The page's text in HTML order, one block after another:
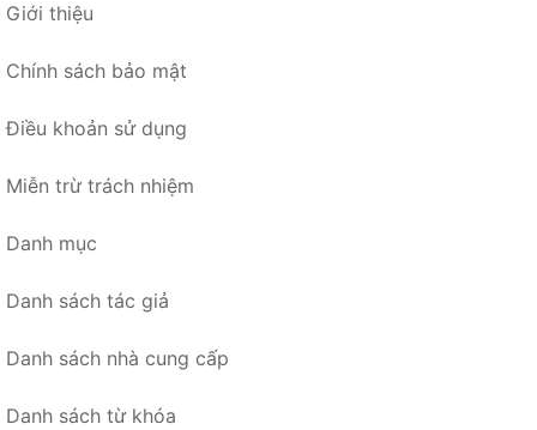
Giới thiệu
Chính sách bảo mật
Điều khoản sử dụng
Miễn trừ trách nhiệm
Danh mục
Danh sách tác giả
Danh sách nhà cung cấp
Danh sách từ khóa